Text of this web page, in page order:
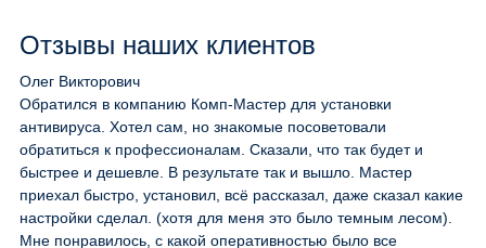
Отзывы наших клиентов
Олег Викторович
Обратился в компанию Комп-Мастер для установки
антивируса. Хотел сам, но знакомые посоветовали
обратиться к профессионалам. Сказали, что так будет и
быстрее и дешевле. В результате так и вышло. Мастер
приехал быстро, установил, всё рассказал, даже сказал какие
настройки сделал. (хотя для меня это было темным лесом).
Мне понравилось, с какой оперативностью было все